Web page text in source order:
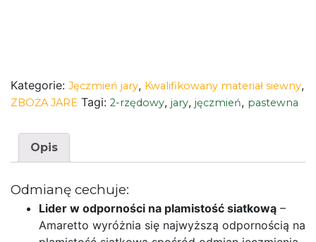
Kategorie: Jęczmień jary, Kwalifikowany materiał siewny,
ZBOŻA JARE Tagi: 2-rzędowy, jary, jęczmień, pastewna
Opis
Odmianę cechuje:
Lider w odporności na plamistość siatkową –
Amaretto wyróżnia się najwyższą odpornością na